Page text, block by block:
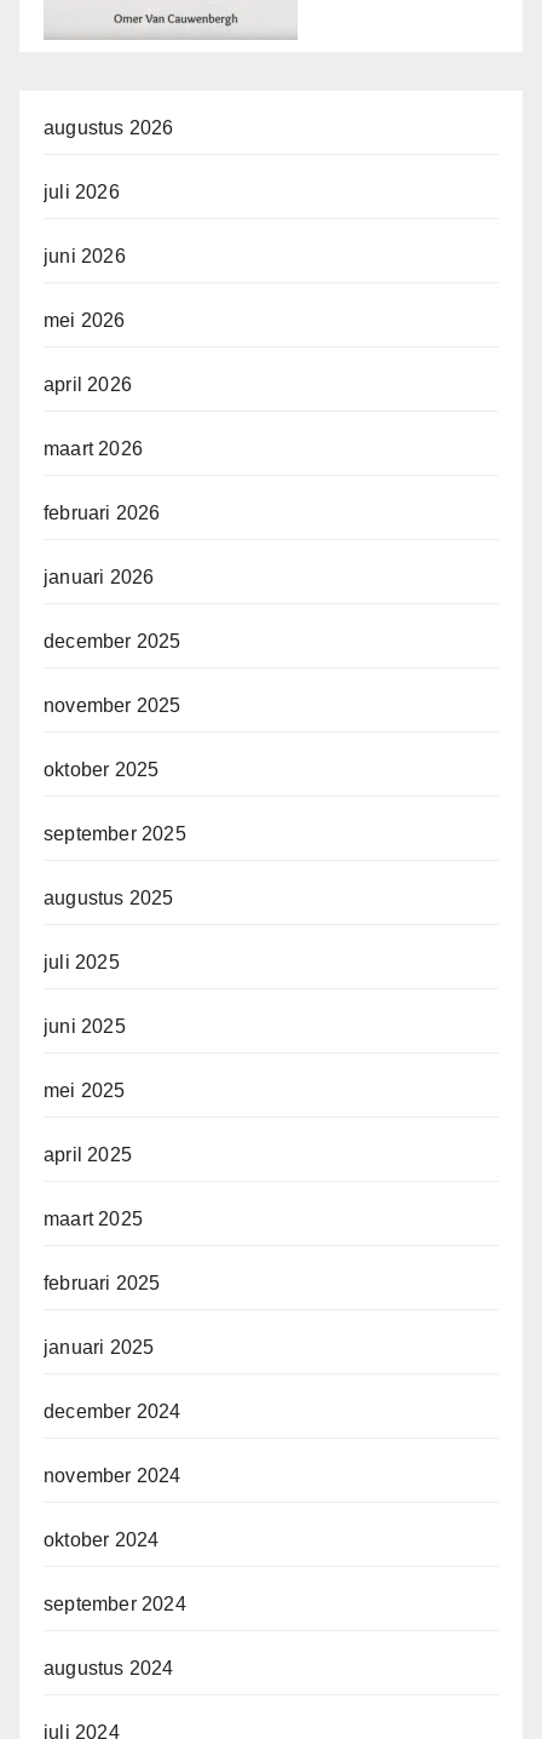
augustus 2026
juli 2026
juni 2026
mei 2026
april 2026
maart 2026
februari 2026
januari 2026
december 2025
november 2025
oktober 2025
september 2025
augustus 2025
juli 2025
juni 2025
mei 2025
april 2025
maart 2025
februari 2025
januari 2025
december 2024
november 2024
oktober 2024
september 2024
augustus 2024
juli 2024